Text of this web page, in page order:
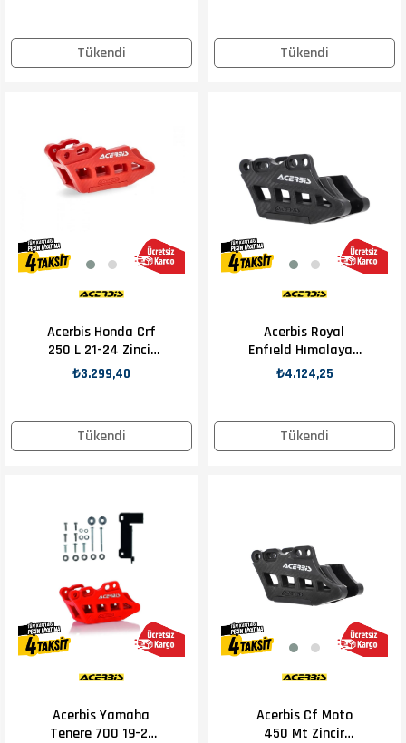
Tükendi Tükendi
Tükendi
Acerbis Honda Crf
250 L 21-24 Zincir
Kılavuzu Kırmızı
₺3.299,40
Tükendi
Acerbis Royal
Enfıeld Hımalayan
Zincir Kılavuzu
₺4.124,25
Acerbis Yamaha
Tenere 700 19-21
Acerbis Cf Moto
450 Mt Zincir